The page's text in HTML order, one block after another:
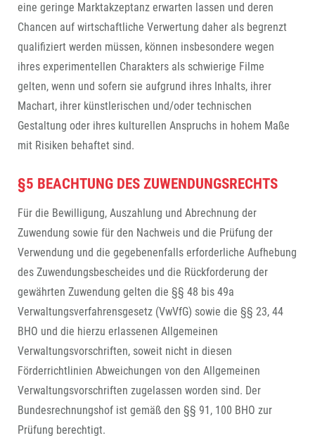
eine geringe Marktakzeptanz erwarten lassen und deren
Chancen auf wirtschaftliche Verwertung daher als begrenzt
qualifiziert werden müssen, können insbesondere wegen
ihres experimentellen Charakters als schwierige Filme
gelten, wenn und sofern sie aufgrund ihres Inhalts, ihrer
Machart, ihrer künstlerischen und/oder technischen
Gestaltung oder ihres kulturellen Anspruchs in hohem Maße
mit Risiken behaftet sind.
§5 BEACHTUNG DES ZUWENDUNGSRECHTS
Für die Bewilligung, Auszahlung und Abrechnung der
Zuwendung sowie für den Nachweis und die Prüfung der
Verwendung und die gegebenenfalls erforderliche Aufhebung
des Zuwendungsbescheides und die Rückforderung der
gewährten Zuwendung gelten die §§ 48 bis 49a
Verwaltungsverfahrensgesetz (VwVfG) sowie die §§ 23, 44
BHO und die hierzu erlassenen Allgemeinen
Verwaltungsvorschriften, soweit nicht in diesen
Förderrichtlinien Abweichungen von den Allgemeinen
Verwaltungsvorschriften zugelassen worden sind. Der
Bundesrechnungshof ist gemäß den §§ 91, 100 BHO zur
Prüfung berechtigt.